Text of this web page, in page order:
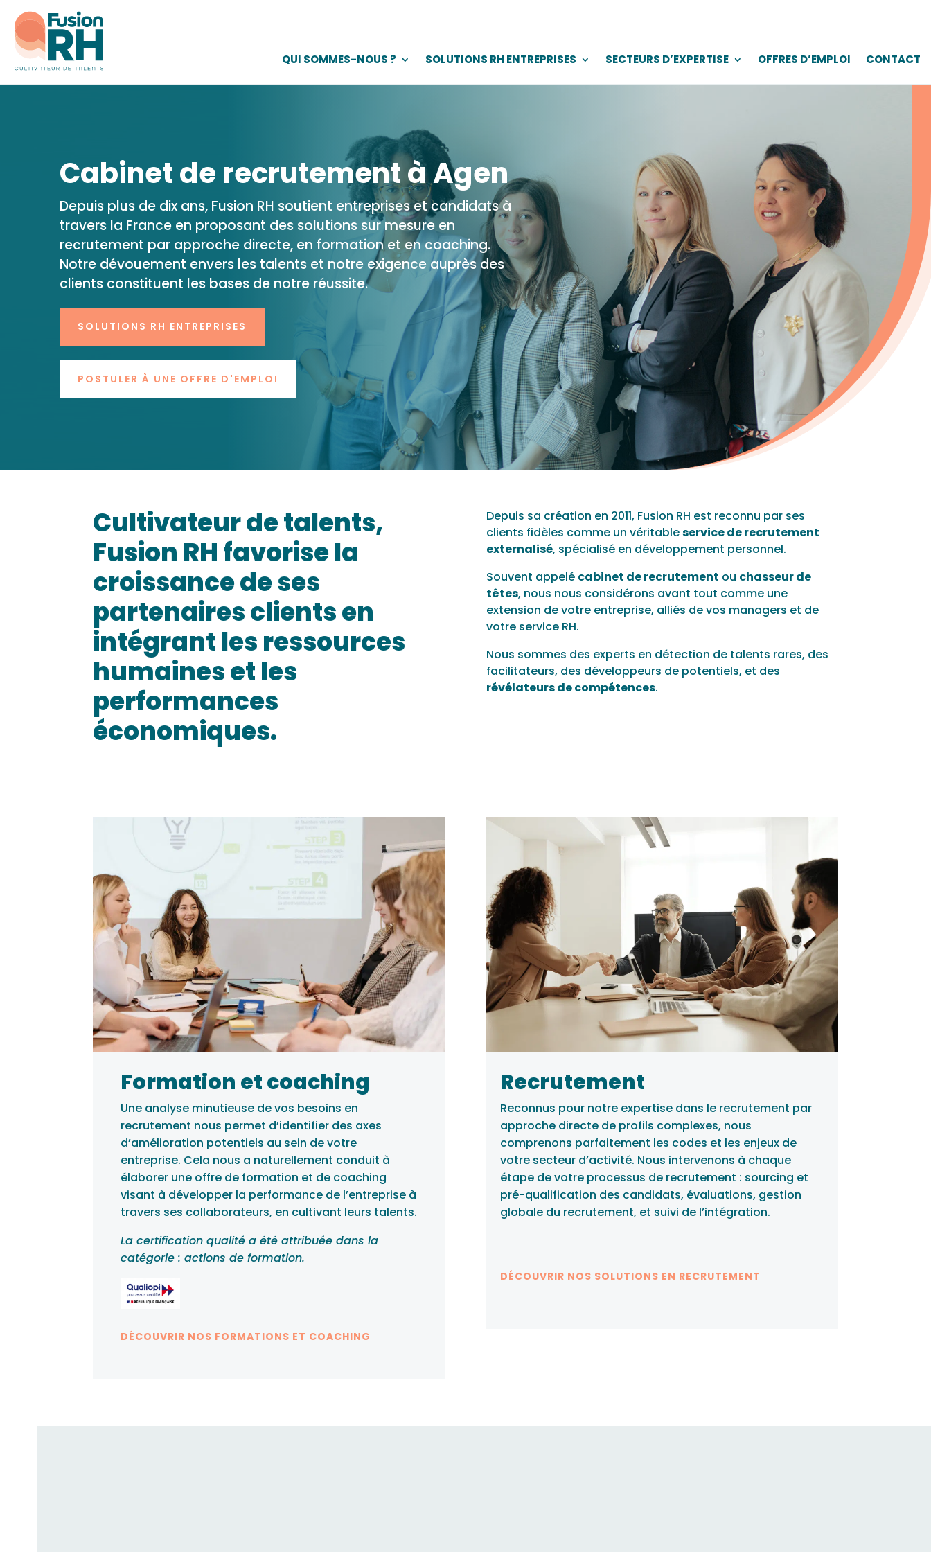
QUI SOMMES-NOUS ? SOLUTIONS RH ENTREPRISES SECTEURS D’EXPERTISE OFFRES D’EMPLOI CONTACT
Cabinet de recrutement à Agen
Depuis plus de dix ans, Fusion RH soutient entreprises et candidats à
travers la France en proposant des solutions sur mesure en
recrutement par approche directe, en formation et en coaching.
Notre dévouement envers les talents et notre exigence auprès des
clients constituent les bases de notre réussite.
SOLUTIONS RH ENTREPRISES
POSTULER À UNE OFFRE D'EMPLOI
Cultivateur de talents,
Fusion RH favorise la
croissance de ses
partenaires clients en
intégrant les ressources
humaines et les
performances
économiques.
Depuis sa création en 2011, Fusion RH est reconnu par ses
clients fidèles comme un véritableservice de recrutement
externalisé, spécialisé en développement personnel.
Souvent appelé cabinet de recrutement ou chasseur de
têtes, nous nous considérons avant tout comme une
extension de votre entreprise, alliés de vos managers et de
votre service RH.
Nous sommes des experts en détection de talents rares, des
facilitateurs, des développeurs de potentiels, et des
révélateurs de compétences.
Formation et coaching
Une analyse minutieuse de vos besoins en
recrutement nous permet d’identifier des axes
d’amélioration potentiels au sein de votre
entreprise. Cela nous a naturellement conduit à
élaborer une offre de formation et de coaching
visant à développer la performance de l’entreprise à
travers ses collaborateurs, en cultivant leurs talents.
La certification qualité a été attribuée dans la
catégorie : actions de formation.
DÉCOUVRIR NOS FORMATIONS ET COACHING
Recrutement
Reconnus pour notre expertise dans le recrutement par
approche directe de profils complexes, nous
comprenons parfaitement les codes et les enjeux de
votre secteur d’activité. Nous intervenons à chaque
étape de votre processus de recrutement : sourcing et
pré-qualification des candidats, évaluations, gestion
globale du recrutement, et suivi de l’intégration.
DÉCOUVRIR NOS SOLUTIONS EN RECRUTEMENT